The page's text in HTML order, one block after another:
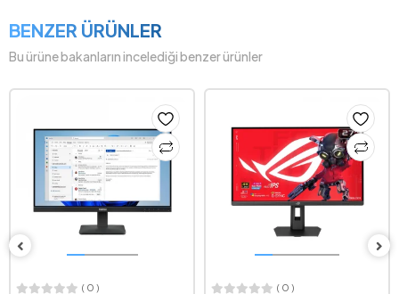
BENZER ÜRÜNLER
Bu ürüne bakanların incelediği benzer ürünler
( 0 ) ( 0 )